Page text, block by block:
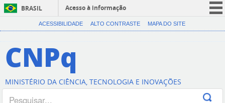
BRASIL
Acesso à informação
CORONAVÍRUS (COVID-19)
Canais
ACESSIBILIDADE ALTO CONTRASTE MAPA DO SITE
CNPq
MINISTÉRIO DA CIÊNCIA, TECNOLOGIA E INOVAÇÕES